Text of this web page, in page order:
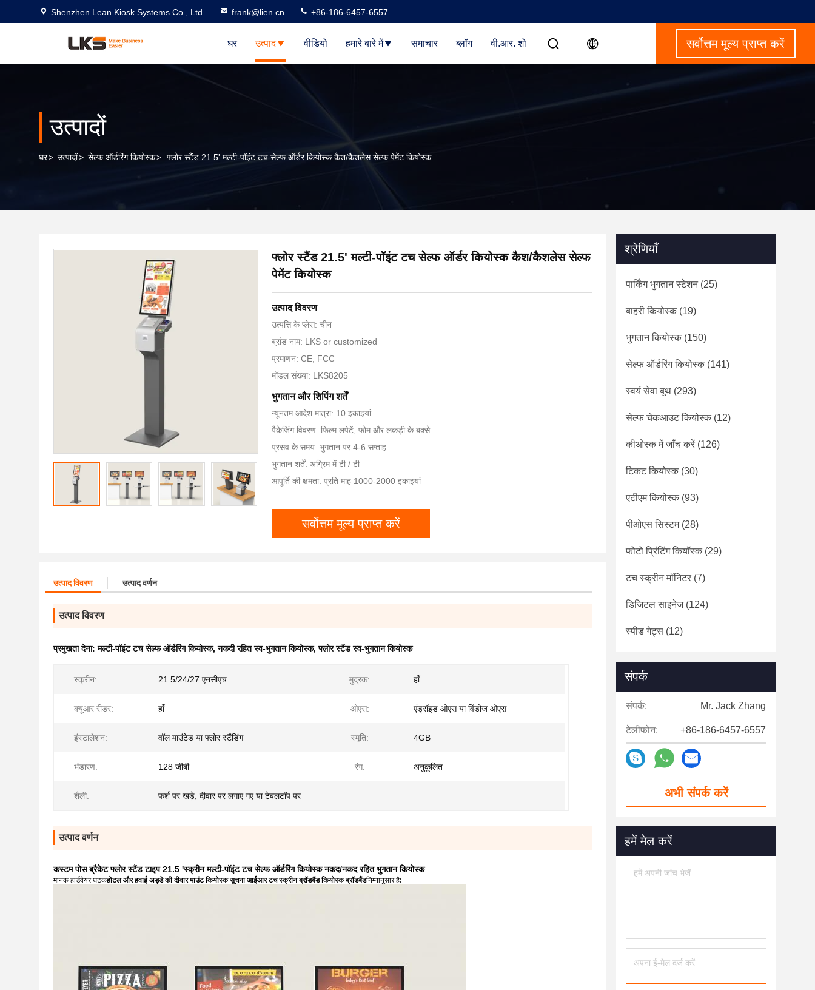
Shenzhen Lean Kiosk Systems Co., Ltd. frank@lien.cn +86-186-6457-6557
घर उत्पाद वीडियो हमारे बारे में समाचार ब्लॉग वी.आर. शो सर्वोत्तम मूल्य प्राप्त करें
उत्पादों
घर> उत्पादों> सेल्फ ऑर्डरिंग कियोस्क> फ्लोर स्टैंड 21.5' मल्टी-पॉइंट टच सेल्फ ऑर्डर कियोस्क कैश/कैशलेस सेल्फ पेमेंट कियोस्क
फ्लोर स्टैंड 21.5' मल्टी-पॉइंट टच सेल्फ ऑर्डर कियोस्क कैश/कैशलेस सेल्फ
पेमेंट कियोस्क
उत्पाद विवरण
उत्पत्ति के प्लेस: चीन
ब्रांड नाम: LKS or customized
प्रमाणन: CE, FCC
मॉडल संख्या: LKS8205
भुगतान और शिपिंग शर्तें
न्यूनतम आदेश मात्रा: 10 इकाइयां
पैकेजिंग विवरण: फिल्म लपेटें, फोम और लकड़ी के बक्से
प्रसव के समय: भुगतान पर 4-6 सप्ताह
भुगतान शर्तें: अग्रिम में टी / टी
आपूर्ति की क्षमता: प्रति माह 1000-2000 इकाइयां
सर्वोत्तम मूल्य प्राप्त करें
उत्पाद विवरण उत्पाद वर्णन
उत्पाद विवरण
प्रमुखता देना:मल्टी-पॉइंट टच सेल्फ ऑर्डरिंग कियोस्क,नकदी रहित स्व-भुगतान कियोस्क,फ्लोर स्टैंड स्व-भुगतान कियोस्क
स्क्रीन: 21.5/24/27 एनसीएच मुद्रक: हाँ
क्यूआर रीडर: हाँ ओएस: एंड्रॉइड ओएस या विंडोज ओएस
इंस्टालेशन: वॉल माउंटेड या फ्लोर स्टैंडिंग स्मृति: 4GB
भंडारण: 128 जीबी रंग: अनुकूलित
शैली: फर्श पर खड़े, दीवार पर लगाए गए या टेबलटॉप पर
उत्पाद वर्णन
कस्टम पोस ब्रैकेट फ्लोर स्टैंड टाइप 21.5 'स्क्रीन मल्टी-पॉइंट टच सेल्फ ऑर्डरिंग कियोस्क नकद/नकद रहित भुगतान कियोस्क
मानक हार्डवेयर घटकहोटल और हवाई अड्डे की दीवार माउंट कियोस्क सूचना आईआर टच स्क्रीन ब्रॉडबैंड कियोस्क ब्रॉडबैंडनिम्नानुसार है:
श्रेणियाँ
पार्किंग भुगतान स्टेशन(25)
बाहरी कियोस्क (19)
भुगतान कियोस्क (150)
सेल्फ ऑर्डरिंग कियोस्क (141)
स्वयं सेवा बूथ (293)
सेल्फ चेकआउट कियोस्क (12)
कीओस्क में जाँच करें (126)
टिकट कियोस्क (30)
एटीएम कियोस्क (93)
पीओएस सिस्टम(28)
फोटो प्रिंटिंग कियॉस्क (29)
टच स्क्रीन मॉनिटर (7)
डिजिटल साइनेज(124)
स्पीड गेट्स (12)
संपर्क
संपर्क: Mr. Jack Zhang
टेलीफोन: +86-186-6457-6557
अभी संपर्क करें
हमें मेल करें